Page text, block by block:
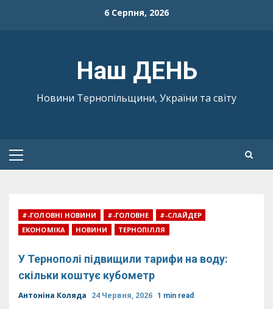
6 Серпня, 2026
Наш ДЕНЬ
Новини Тернопільщини, України та світу
Primary
#-ГОЛОВНІ НОВИНИ #-ГОЛОВНЕ
#-СЛАЙДЕР
ЕКОНОМІКА
НОВИНИ ТЕРНОПІЛЛЯ
У Тернополі підвищили тарифи на воду:
скільки коштує кубометр
Антоніна Коляда 24 Червня, 2026 1 min read